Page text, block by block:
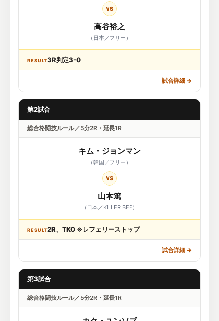
VS
高谷裕之
（日本／フリー）
RESULT3R判定3-0
試合詳細 →
第2試合
総合格闘技ルール／5分2R・延長1R
キム・ジョンマン
（韓国／フリー）
VS
山本篤
（日本／KILLER BEE）
RESULT2R、TKO ※レフェリーストップ
試合詳細 →
第3試合
総合格闘技ルール／5分2R・延長1R